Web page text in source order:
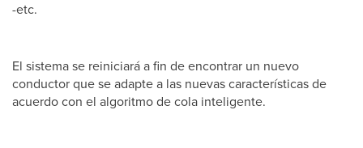
-etc.
El sistema se reiniciará a fin de encontrar un nuevo
conductor que se adapte a las nuevas características de
acuerdo con el algoritmo de cola inteligente.